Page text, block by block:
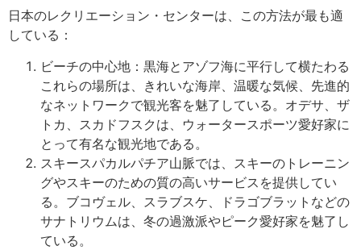
日本のレクリエーション・センターは、この方法が最も適
している：
ビーチの中心地：黒海とアゾフ海に平行して横たわる
これらの場所は、きれいな海岸、温暖な気候、先進的
なネットワークで観光客を魅了している。オデサ、ザ
トカ、スカドフスクは、ウォータースポーツ愛好家に
とって有名な観光地である。
スキースパカルパチア山脈では、スキーのトレーニン
グやスキーのための質の高いサービスを提供してい
る。ブコヴェル、スラブスケ、ドラゴブラットなどの
サナトリウムは、冬の過激派やピーク愛好家を魅了し
ている。